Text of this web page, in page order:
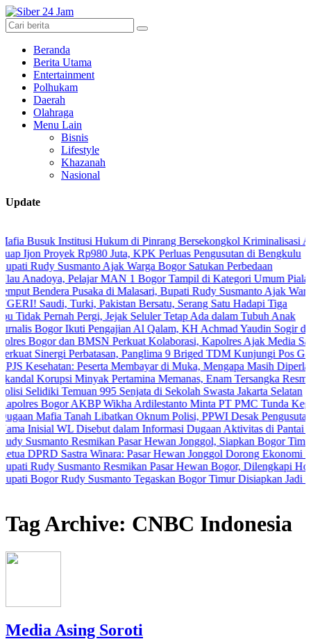
Beranda
Berita Utama
Entertainment
Polhukam
Daerah
Olahraga
Menu Lain
Bisnis
Lifestyle
Khazanah
Nasional
Update
Institusi Hukum di Pinrang Bersekongkol Kriminalisasi Andi Edi
Rp980 Juta, KPK Perluas Pengusutan di Bengkulu
Ajak Warga Bogor Satukan Perbedaan
Pelajar MAN 1 Bogor Tampil di Kategori Umum Piala Bank
Pusaka di Malasari, Bupati Rudy Susmanto Ajak Warga Perkuat
Turki, Pakistan Bersatu, Serang Satu Hadapi Tiga
Pergi, Jejak Seluler Tetap Ada dalam Tubuh Anak
Ikuti Pengajian Al Qalam, KH Achmad Yaudin Sogir dan Gus
dan BMSN Perkuat Kolaborasi, Kapolres Ajak Media Sajikan
Perbatasan, Panglima 9 Briged TDM Kunjungi Pos Gabma
Peserta Membayar di Muka, Mengapa Masih Diperlakukan
Minyak Pertamina Memanas, Enam Tersangka Resmi Diseret ke
Temuan 995 Senjata di Sekolah Swasta Jakarta Selatan
AKBP Wikha Ardilestanto Minta PT PMC Tunda Kegiatan Demi
Tanah Libatkan Oknum Polisi, PPWI Desak Pengusutan Tuntas
WL Disebut dalam Informasi Dugaan Aktivitas di Pantai Zore, Bea
Resmikan Pasar Hewan Jonggol, Siapkan Bogor Timur Jadi
Sastra Winara: Pasar Hewan Jonggol Dorong Ekonomi Bogor Timur
Resmikan Pasar Hewan Bogor, Dilengkapi Hotel Hewan
Rudy Susmanto Tegaskan Bogor Timur Disiapkan Jadi Pusat
Tag Archive: CNBC Indonesia
Media Asing Soroti